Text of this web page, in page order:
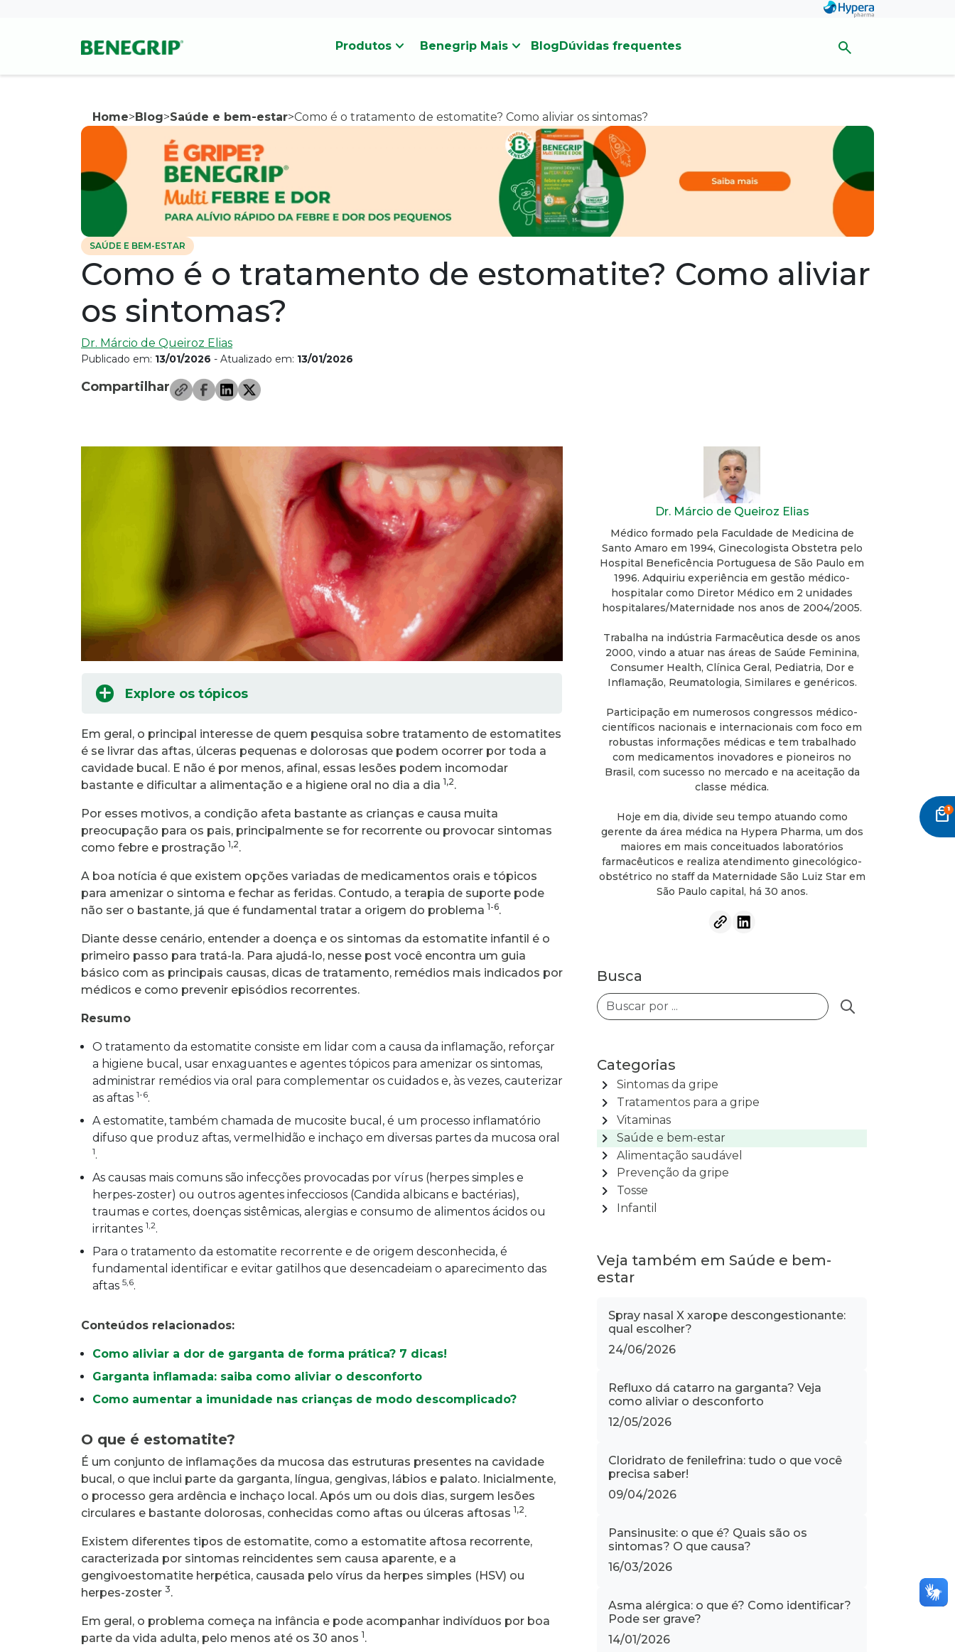
Produtosstat_minus_1 Benegrip Maisstat_minus_1 BlogDúvidas frequentes
local_mall
Home>Blog>Saúde e bem-estar>Como é o tratamento de estomatite? Como aliviar os sintomas?
SAÚDE E BEM-ESTAR
Como é o tratamento de estomatite? Como aliviar
os sintomas?
Dr. Márcio de Queiroz Elias
Publicado em: 13/01/2026 - Atualizado em: 13/01/2026
Compartilhar
Explore os tópicos
Em geral, o principal interesse de quem pesquisa sobre tratamento de estomatites
é se livrar das aftas, úlceras pequenas e dolorosas que podem ocorrer por toda a
cavidade bucal. E não é por menos, afinal, essas lesões podem incomodar
bastante e dificultar a alimentação e a higiene oral no dia a dia 1,2.
Por esses motivos, a condição afeta bastante as crianças e causa muita
preocupação para os pais, principalmente se for recorrente ou provocar sintomas
como febre e prostração 1,2.
A boa notícia é que existem opções variadas de medicamentos orais e tópicos
para amenizar o sintoma e fechar as feridas. Contudo, a terapia de suporte pode
não ser o bastante, já que é fundamental tratar a origem do problema 1-6.
Diante desse cenário, entender a doença e os sintomas da estomatite infantil é o
primeiro passo para tratá-la. Para ajudá-lo, nesse post você encontra um guia
básico com as principais causas, dicas de tratamento, remédios mais indicados por
médicos e como prevenir episódios recorrentes.
Resumo
O tratamento da estomatite consiste em lidar com a causa da inflamação, reforçar
a higiene bucal, usar enxaguantes e agentes tópicos para amenizar os sintomas,
administrar remédios via oral para complementar os cuidados e, às vezes, cauterizar
as aftas 1-6.
A estomatite, também chamada de mucosite bucal, é um processo inflamatório
difuso que produz aftas, vermelhidão e inchaço em diversas partes da mucosa oral
1.
As causas mais comuns são infecções provocadas por vírus (herpes simples e
herpes-zoster) ou outros agentes infecciosos (Candida albicans e bactérias),
traumas e cortes, doenças sistêmicas, alergias e consumo de alimentos ácidos ou
irritantes 1,2.
Para o tratamento da estomatite recorrente e de origem desconhecida, é
fundamental identificar e evitar gatilhos que desencadeiam o aparecimento das
aftas 5,6.
Conteúdos relacionados:
Como aliviar a dor de garganta de forma prática? 7 dicas!
Garganta inflamada: saiba como aliviar o desconforto
Como aumentar a imunidade nas crianças de modo descomplicado?
O que é estomatite?
É um conjunto de inflamações da mucosa das estruturas presentes na cavidade
bucal, o que inclui parte da garganta, língua, gengivas, lábios e palato. Inicialmente,
o processo gera ardência e inchaço local. Após um ou dois dias, surgem lesões
circulares e bastante dolorosas, conhecidas como aftas ou úlceras aftosas 1,2.
Existem diferentes tipos de estomatite, como a estomatite aftosa recorrente,
caracterizada por sintomas reincidentes sem causa aparente, e a
gengivoestomatite herpética, causada pelo vírus da herpes simples (HSV) ou
herpes-zoster 3.
Em geral, o problema começa na infância e pode acompanhar indivíduos por boa
parte da vida adulta, pelo menos até os 30 anos 1.
Dr. Márcio de Queiroz Elias
Médico formado pela Faculdade de Medicina de
Santo Amaro em 1994, Ginecologista Obstetra pelo
Hospital Beneficência Portuguesa de São Paulo em
1996. Adquiriu experiência em gestão médico-
hospitalar como Diretor Médico em 2 unidades
hospitalares/Maternidade nos anos de 2004/2005.
Trabalha na indústria Farmacêutica desde os anos
2000, vindo a atuar nas áreas de Saúde Feminina,
Consumer Health, Clínica Geral, Pediatria, Dor e
Inflamação, Reumatologia, Similares e genéricos.
Participação em numerosos congressos médico-
científicos nacionais e internacionais com foco em
robustas informações médicas e tem trabalhado
com medicamentos inovadores e pioneiros no
Brasil, com sucesso no mercado e na aceitação da
classe médica.
Hoje em dia, divide seu tempo atuando como
gerente da área médica na Hypera Pharma, um dos
maiores em mais conceituados laboratórios
farmacêuticos e realiza atendimento ginecológico-
obstétrico no staff da Maternidade São Luiz Star em
São Paulo capital, há 30 anos.
Busca
Buscar posts
Categorias
chevron_right Sintomas da gripe
chevron_right Tratamentos para a gripe
chevron_right Vitaminas
chevron_right Saúde e bem-estar
chevron_right Alimentação saudável
chevron_right Prevenção da gripe
chevron_right Tosse
chevron_right Infantil
Veja também em Saúde e bem-
estar
Spray nasal X xarope descongestionante:
qual escolher?
24/06/2026
Refluxo dá catarro na garganta? Veja
como aliviar o desconforto
12/05/2026
Cloridrato de fenilefrina: tudo o que você
precisa saber!
09/04/2026
Pansinusite: o que é? Quais são os
sintomas? O que causa?
16/03/2026
Asma alérgica: o que é? Como identificar?
Pode ser grave?
14/01/2026